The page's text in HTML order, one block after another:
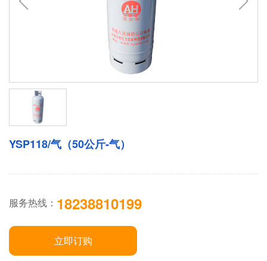
YSP118/气（50公斤-气）
服务热线： 18238810199
立即订购